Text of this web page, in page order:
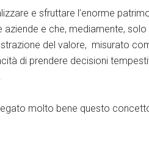
e sfruttare l’enorme
aziende e che, mediamente,
del valore, misurato
di prendere decisioni
molto bene questo